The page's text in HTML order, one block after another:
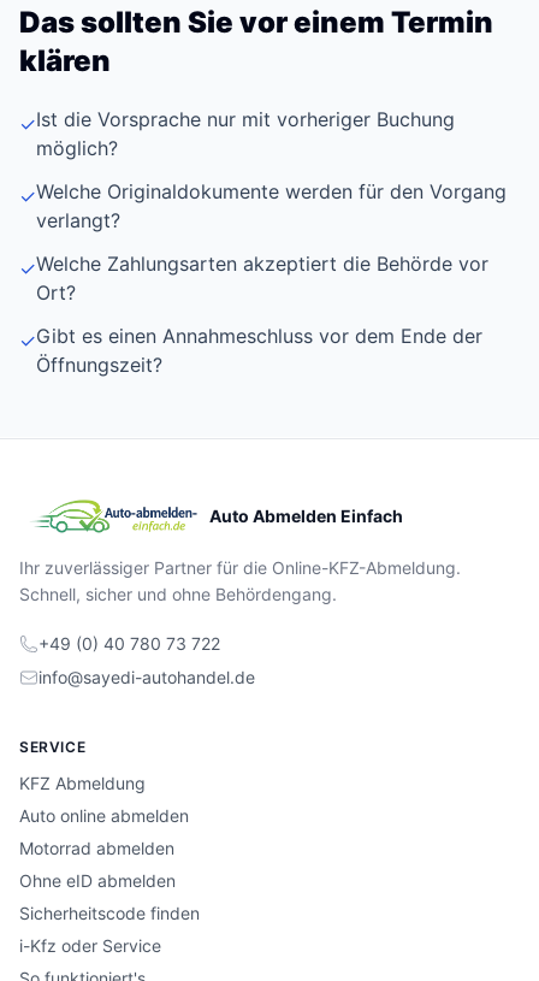
Das sollten Sie vor einem Termin
klären
✓Ist die Vorsprache nur mit vorheriger Buchung
möglich?
✓Welche Originaldokumente werden für den Vorgang
verlangt?
✓Welche Zahlungsarten akzeptiert die Behörde vor
Ort?
✓Gibt es einen Annahmeschluss vor dem Ende der
Öffnungszeit?
Auto Abmelden Einfach
Ihr zuverlässiger Partner für die Online-KFZ-Abmeldung.
Schnell, sicher und ohne Behördengang.
+49 (0) 40 780 73 722
info@sayedi-autohandel.de
SERVICE
KFZ Abmeldung
Auto online abmelden
Motorrad abmelden
Ohne eID abmelden
Sicherheitscode finden
i-Kfz oder Service